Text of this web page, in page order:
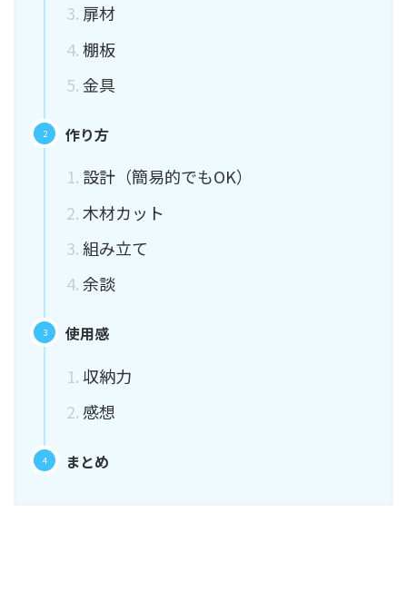
扉材
棚板
金具
作り方
設計（簡易的でもOK）
木材カット
組み立て
余談
使用感
収納力
感想
まとめ